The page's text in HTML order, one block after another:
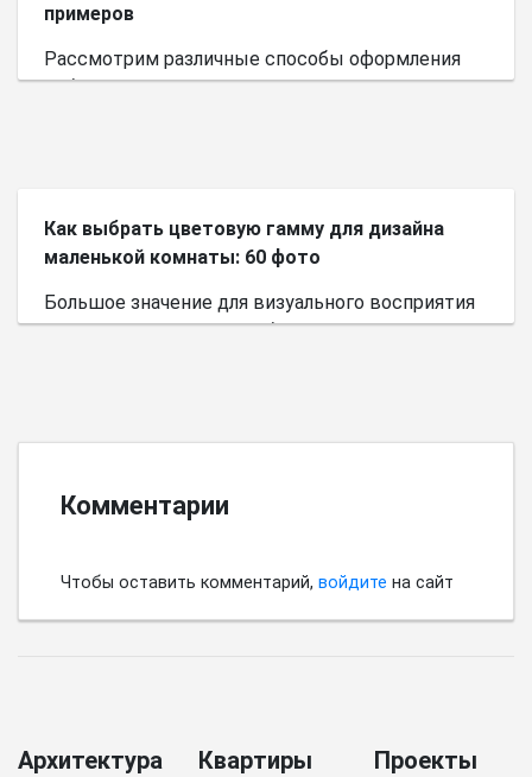
примеров
Рассмотрим различные способы оформления
небольшого пространства.
Как выбрать цветовую гамму для дизайна
маленькой комнаты: 60 фото
Большое значение для визуального восприятия
пространства имеет выбор цветовой палитры.
Комментарии
Чтобы оставить комментарий, войдите на сайт
Архитектура Квартиры Проекты